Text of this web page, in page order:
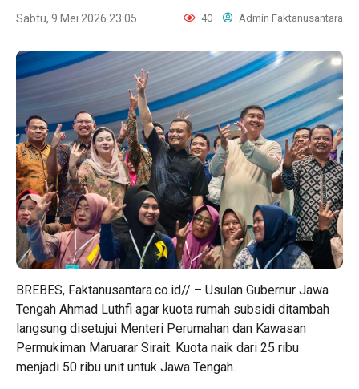
Sabtu, 9 Mei 2026 23:05 40 Admin Faktanusantara
BREBES, Faktanusantara.co.id// – Usulan Gubernur Jawa
Tengah Ahmad Luthfi agar kuota rumah subsidi ditambah
langsung disetujui Menteri Perumahan dan Kawasan
Permukiman Maruarar Sirait. Kuota naik dari 25 ribu
menjadi 50 ribu unit untuk Jawa Tengah.